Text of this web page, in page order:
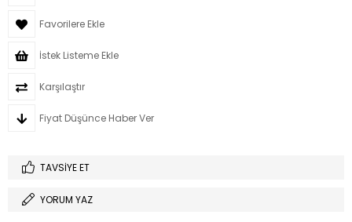
Favorilere Ekle
İstek Listeme Ekle
Karşılaştır
Fiyat Düşünce Haber Ver
TAVSIYE ET
YORUM YAZ